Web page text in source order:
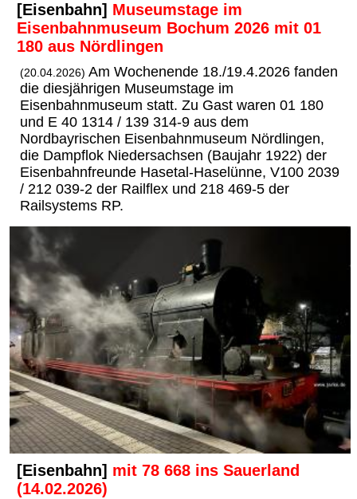
[Eisenbahn] Museumstage im
Eisenbahnmuseum Bochum 2026 mit 01
180 aus Nördlingen
(20.04.2026) Am Wochenende 18./19.4.2026 fanden
die diesjährigen Museumstage im
Eisenbahnmuseum statt. Zu Gast waren 01 180
und E 40 1314 / 139 314-9 aus dem
Nordbayrischen Eisenbahnmuseum Nördlingen,
die Dampflok Niedersachsen (Baujahr 1922) der
Eisenbahnfreunde Hasetal-Haselünne, V100 2039
/ 212 039-2 der Railflex und 218 469-5 der
Railsystems RP.
[Eisenbahn] mit 78 668 ins Sauerland
(14.02.2026)